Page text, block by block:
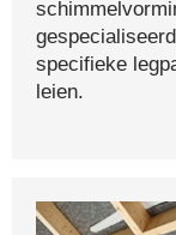
specifieke
leien.